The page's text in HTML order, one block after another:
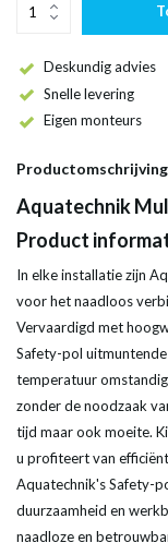
Deskundig advies
Snelle levering
Eigen monteurs
Productomschrijving
Aquatechnik
Product
In elke installatie zijn
voor het naadloos
Vervaardigd met
Safety-pol
temperatuur
zonder de noodzaak
tijd maar ook moeite.
u profiteert van
Aquatechnik's Safety-
duurzaamheid en
naadloze en